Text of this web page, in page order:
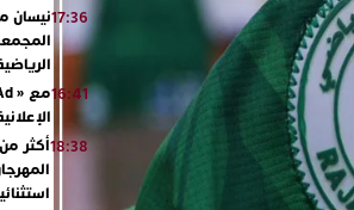
17:36نيسان
16:41
18:38